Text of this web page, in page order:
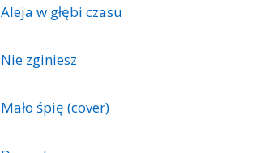
Aleja w głębi czasu
Nie zginiesz
Mało śpię (cover)